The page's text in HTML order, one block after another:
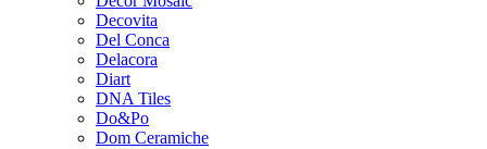
Decovita
Del Conca
Delacora
Diart
DNA Tiles
Do&Po
Dom Ceramiche